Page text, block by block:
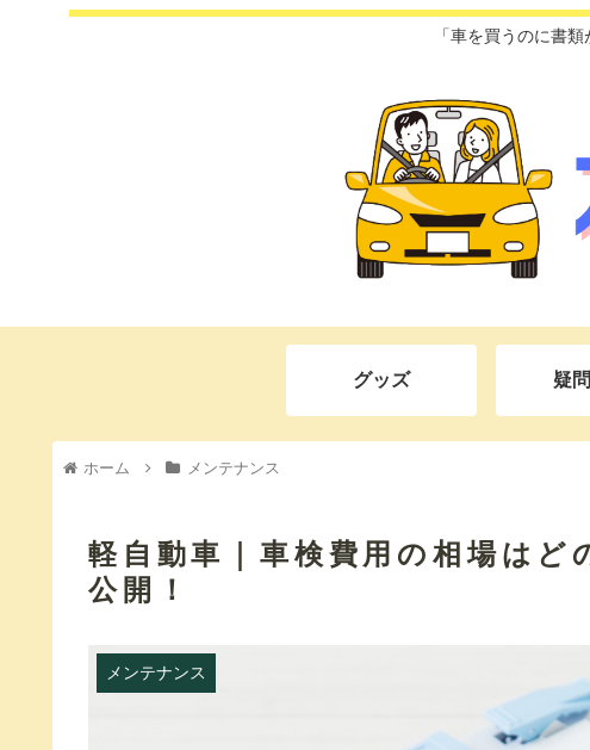
「車を買うのに書
グッズ 疑
ホーム メンテナンス
軽自動車｜車検費用の相場はど
公開！
メンテナンス